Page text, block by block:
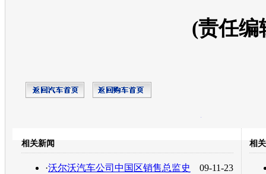
(责任编
转发至：
相关新闻
09-11-23
·沃尔沃汽车公司中国区销售总监史
相